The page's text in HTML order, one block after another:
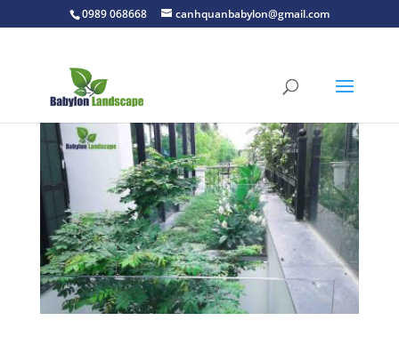
0989 068668 canhquanbabylon@gmail.com